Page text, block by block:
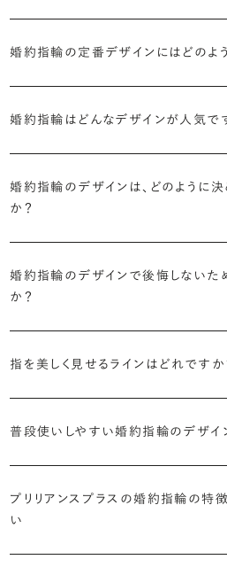
リング」は婚約指輪の別名です。
Ring（エンゲージメントリング）と呼ばれ
婚約指輪の定番デザインにはどのよ
リリアンスプラスでも不動の人気を誇り
えたデザイン。愛らしい雰囲気が楽しめ
るという点でも人気があります。
ン。手元にしっかりと存在感を添えてくれ
華やかなデザインをお好みの方から非
婚約指輪はどんなデザインが人気で
に留めた王道のデザイン「ソリティア」で
婚約指輪のデザインは、どのように
か？
す。
絞り、次にアームのフォルム（ストレー
・年齢を重ねても似合うリングを目指す
・着用シーンを想像して選ぶ
日常的に身に着けたいのか、お出か
婚約指輪のデザインで後悔しないた
か？
は実物を指に着けて見え方を確かめるこ
までじっくりと試着していただけます。
ショールームで婚約指輪を試着する
指を美しく見せるラインはどれですか
見えやすいと言われています。
てきます。ぜひ、所要時間30秒のブリリ
活用して、ご自身にぴったりのラインを探
普段使いしやすい婚約指輪のデザイ
なります。ブリリアンスプラスでは、普
しく身に着けていただけるよう、全ての
プリリアンスプラスの婚約指輪の特
い